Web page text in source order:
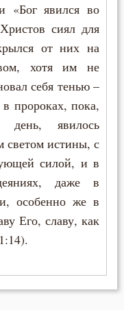
«Бог явился во
сиял для
от них на
хотя им не
себя тенью –
пророках, пока,
явилось
истины, с
силой, и в
даже в
особенно же в
Его, славу, как